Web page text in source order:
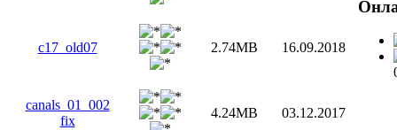
c17_old07 2.74MB 16.09.2018
canals_01_002
fix
4.24MB 03.12.2017